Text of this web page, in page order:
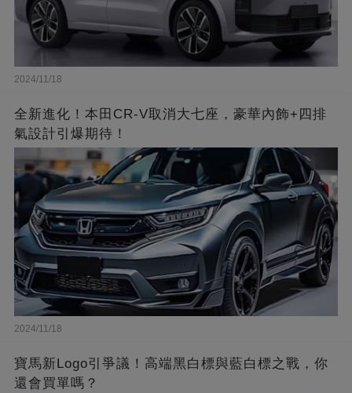
2024/11/18
全新進化！本田CR-V取消大七座，豪華內飾+四排
氣設計引爆期待！
2024/11/18
寶馬新Logo引爭議！高端黑白標與藍白標之戰，你
還會買單嗎？